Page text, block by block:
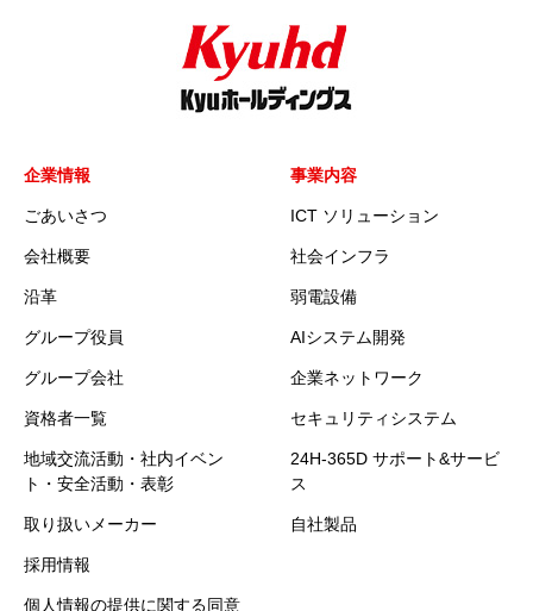
企業情報
ごあいさつ
会社概要
沿革
グループ役員
グループ会社
資格者一覧
地域交流活動・社内イベン
ト・安全活動・表彰
取り扱いメーカー
採用情報
個人情報の提供に関する同意
事業内容
ICT ソリューション
社会インフラ
弱電設備
AIシステム開発
企業ネットワーク
セキュリティシステム
24H-365D サポート&サービ
ス
自社製品